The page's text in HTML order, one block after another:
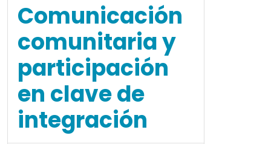
Comunicación
comunitaria y
participación
en clave de
integración